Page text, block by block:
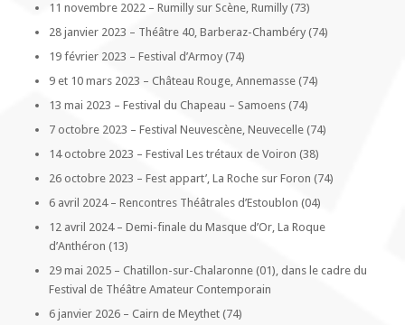
11 novembre 2022 – Rumilly sur Scène, Rumilly (73)
28 janvier 2023 – Théâtre 40, Barberaz-Chambéry (74)
19 février 2023 – Festival d’Armoy (74)
9 et 10 mars 2023 – Château Rouge, Annemasse (74)
13 mai 2023 – Festival du Chapeau – Samoens (74)
7 octobre 2023 – Festival Neuvescène, Neuvecelle (74)
14 octobre 2023 – Festival Les trétaux de Voiron (38)
26 octobre 2023 – Fest appart’, La Roche sur Foron (74)
6 avril 2024 – Rencontres Théâtrales d’Estoublon (04)
12 avril 2024 – Demi-finale du Masque d’Or, La Roque
d’Anthéron (13)
29 mai 2025 – Chatillon-sur-Chalaronne (01), dans le cadre du
Festival de Théâtre Amateur Contemporain
6 janvier 2026 – Cairn de Meythet (74)